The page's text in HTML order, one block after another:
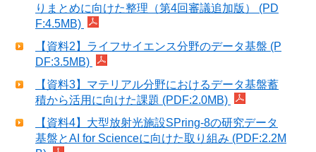
りまとめに向けた整理（第4回審議追加版） (PD
F:4.5MB)
【資料2】ライフサイエンス分野のデータ基盤 (P
DF:3.5MB)
【資料3】マテリアル分野におけるデータ基盤蓄
積から活用に向けた課題 (PDF:2.0MB)
【資料4】大型放射光施設SPring-8の研究データ
基盤とAI for Scienceに向けた取り組み (PDF:2.2M